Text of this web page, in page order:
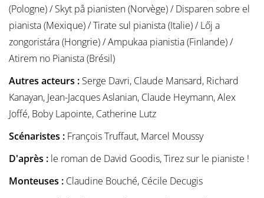
(Pologne) / Skyt på pianisten (Norvège) / Disparen sobre el
pianista (Mexique) / Tirate sul pianista (Italie) / Lőj a
zongoristára (Hongrie) / Ampukaa pianistia (Finlande) /
Atirem no Pianista (Brésil)
Autres acteurs : Serge Davri, Claude Mansard, Richard
Kanayan, Jean-Jacques Aslanian, Claude Heymann, Alex
Joffé, Boby Lapointe, Catherine Lutz
Scénaristes : François Truffaut, Marcel Moussy
D'après : le roman de David Goodis, Tirez sur le pianiste !
Monteuses : Claudine Bouché, Cécile Decugis